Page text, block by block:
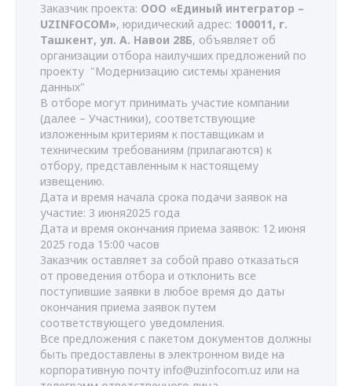
Заказчик проекта: ООО «Единый интегратор –
UZINFOCOM», юридический адрес: 100011, г.
Ташкент, ул. А. Навои 28Б, объявляет об
организации отбора наилучших предложений по
проекту "Модернизацию системы хранения
данных"
В отборе могут принимать участие компании
(далее – Участники), соответствующие
изложенным критериям к поставщикам и
техническим требованиям (прилагаются) к
отбору, представленным к настоящему
извещению.
Дата и время начала срока подачи заявок на
участие: 3 июня2025 года
Дата и время окончания приема заявок: 12 июня
2025 года 15:00 часов
Заказчик оставляет за собой право отказаться
от проведения отбора и отклонить все
поступившие заявки в любое время до даты
окончания приема заявок путем
соответствующего уведомления.
Все предложения с пакетом документов должны
быть предоставлены в электронном виде на
корпоративную почту info@uzinfocom.uz или на